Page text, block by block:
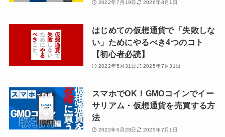
2022年7月19日 2026年8月1日
はじめての仮想通貨で「失敗しな
い」ためにやるべき4つのコト
【初心者必読】
2022年5月31日 2025年7月31日
スマホでOK！GMOコインでイー
サリアム・仮想通貨を売買する方
法
2022年5月23日 2025年7月1日